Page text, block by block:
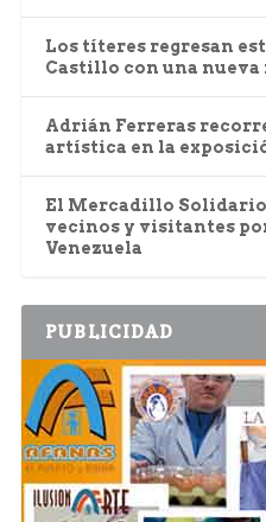
Los títeres regresan
Castillo con una
Adrián Ferreras
artística en la
El Mercadillo
vecinos y visitantes
Venezuela
PUBLICIDAD